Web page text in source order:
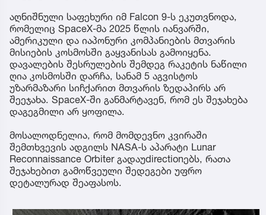
აღნიშნული საფეხური იმ Falcon 9-ს ეკუთვნოდა,
რომელიც SpaceX-მა 2025 წლის იანვარში,
ამერიკული და იაპონური კომპანიების მთვარის
მისიების კოსმოსში გაყვანისას გამოიყენა.
დავალების შესრულების შემდეგ რაკეტის ნაწილი
ღია კოსმოსში დარჩა, სანამ 5 აგვისტოს
უზარმაზარი სიჩქარით მთვარის ზედაპირს არ
შეეჯახა. SpaceX-ში განმარტავენ, რომ ეს შეჯახება
დაგეგმილი არ ყოფილა.
მოსალოდნელია, რომ მომდევნო კვირაში
შემთხვევის ადგილს NASA-ს აპარატი Lunar
Reconnaissance Orbiter გადაუdirectionებს, რათა
შეჯახებით გამოწვეული შედეგები უფრო
დეტალურად შეაფასოს.